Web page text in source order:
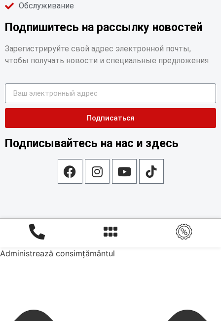
Обслуживание
Подпишитесь на рассылку новостей
Зарегистрируйте свой адрес электронной почты,
чтобы получать новости и специальные предложения
Подписаться
Подписывайтесь на нас и здесь
Administrează consimțământul